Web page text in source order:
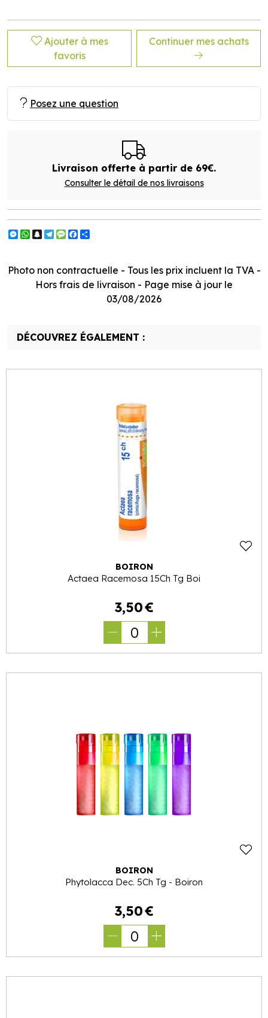
Ajouter à mes
favoris
Continuer mes achats
Posez une question
Livraison offerte à partir de 69€.
Consulter le détail de nos livraisons
Messenger
WhatsApp
Snapchat
Telegram
Message
Facebook
Photo non contractuelle - Tous les prix incluent la TVA -
Hors frais de livraison - Page mise à jour le
03/08/2026
DÉCOUVREZ ÉGALEMENT :
BOIRON
Actaea Racemosa 15Ch Tg Boi
3,50€
0
BOIRON
Phytolacca Dec. 5Ch Tg - Boiron
3,50€
0